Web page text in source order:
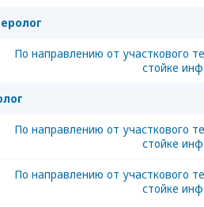
По направлению от участкового
стойке
По направлению от участкового
стойке
По направлению от участкового
стойке